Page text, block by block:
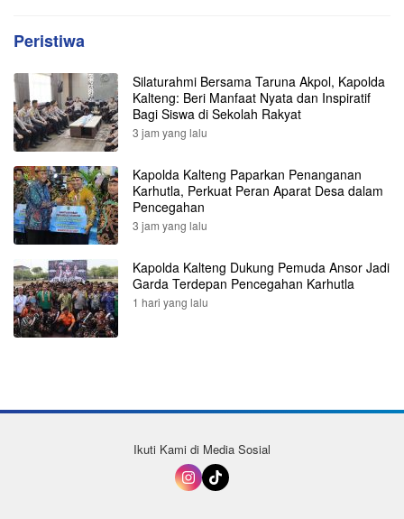
Peristiwa
Silaturahmi Bersama Taruna Akpol, Kapolda
Kalteng: Beri Manfaat Nyata dan Inspiratif
Bagi Siswa di Sekolah Rakyat
3 jam yang lalu
Kapolda Kalteng Paparkan Penanganan
Karhutla, Perkuat Peran Aparat Desa dalam
Pencegahan
3 jam yang lalu
Kapolda Kalteng Dukung Pemuda Ansor Jadi
Garda Terdepan Pencegahan Karhutla
1 hari yang lalu
Ikuti Kami di Media Sosial